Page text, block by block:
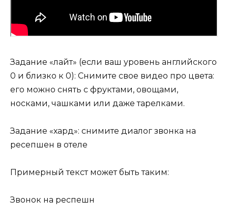
Задание «лайт» (если ваш уровень английского
0 и близко к 0): Снимите свое видео про цвета:
его можно снять с фруктами, овощами,
носками, чашками или даже тарелками.
Задание «хард»: снимите диалог звонка на
ресепшен в отеле
Примерный текст может быть таким:
Звонок на респешн